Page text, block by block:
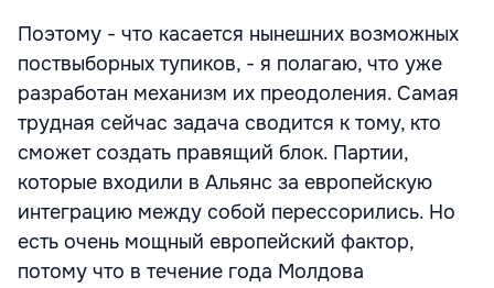
Поэтому - что касается нынешних возможных
поствыборных тупиков, - я полагаю, что уже
разработан механизм их преодоления. Самая
трудная сейчас задача сводится к тому, кто
сможет создать правящий блок. Партии,
которые входили в Альянс за европейскую
интеграцию между собой перессорились. Но
есть очень мощный европейский фактор,
потому что в течение года Молдова